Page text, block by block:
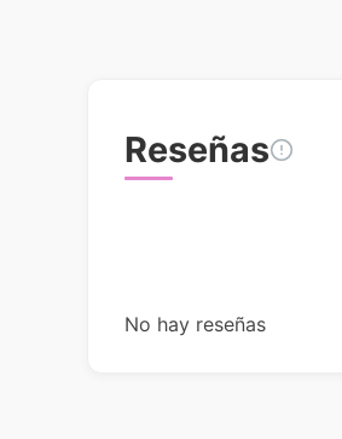
Reseñas
No hay reseñas